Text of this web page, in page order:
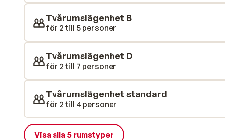
Tvårumslägenhet B
för 2 till 5 personer
Tvårumslägenhet D
för 2 till 7 personer
Tvårumslägenhet standard
för 2 till 4 personer
Visa alla 5 rumstyper